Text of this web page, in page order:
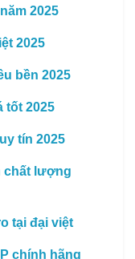
2025
2025
bền 2025
tốt 2025
tín 2025
chất lượng
tại đại việt
chính hãng